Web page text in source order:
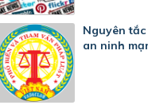
Nguyên
an ninh